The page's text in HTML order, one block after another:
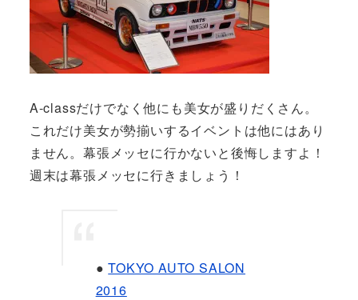
A-classだけでなく他にも美女が盛りだくさん。
これだけ美女が勢揃いするイベントは他にはあり
ません。幕張メッセに行かないと後悔しますよ！
週末は幕張メッセに行きましょう！
●TOKYO AUTO SALON
2016